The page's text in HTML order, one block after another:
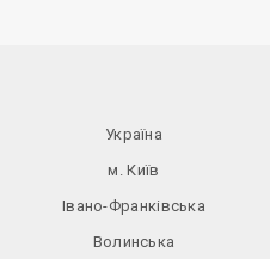
Україна
м. Київ
Івано-Франківська
Волинська